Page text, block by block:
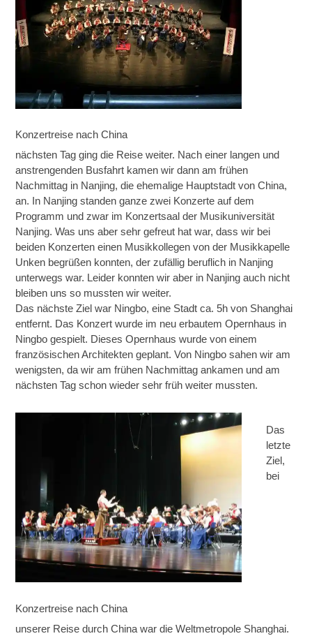
Konzertreise nach China
nächsten Tag ging die Reise weiter. Nach einer langen und
anstrengenden Busfahrt kamen wir dann am frühen
Nachmittag in Nanjing, die ehemalige Hauptstadt von China,
an. In Nanjing standen ganze zwei Konzerte auf dem
Programm und zwar im Konzertsaal der Musikuniversität
Nanjing. Was uns aber sehr gefreut hat war, dass wir bei
beiden Konzerten einen Musikkollegen von der Musikkapelle
Unken begrüßen konnten, der zufällig beruflich in Nanjing
unterwegs war. Leider konnten wir aber in Nanjing auch nicht
bleiben uns so mussten wir weiter.
Das nächste Ziel war Ningbo, eine Stadt ca. 5h von Shanghai
entfernt. Das Konzert wurde im neu erbautem Opernhaus in
Ningbo gespielt. Dieses Opernhaus wurde von einem
französischen Architekten geplant. Von Ningbo sahen wir am
wenigsten, da wir am frühen Nachmittag ankamen und am
nächsten Tag schon wieder sehr früh weiter mussten.
Konzertreise nach China
Das
letzte
Ziel,
bei
unserer Reise durch China war die Weltmetropole Shanghai.